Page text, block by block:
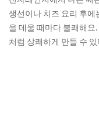
cycles, with stock
fulfilling backlogs by
silver and bla...
생선이나 치즈 요리 후에
을 데울 때마다 불쾌해요
처럼 상쾌하게 만들 수 있